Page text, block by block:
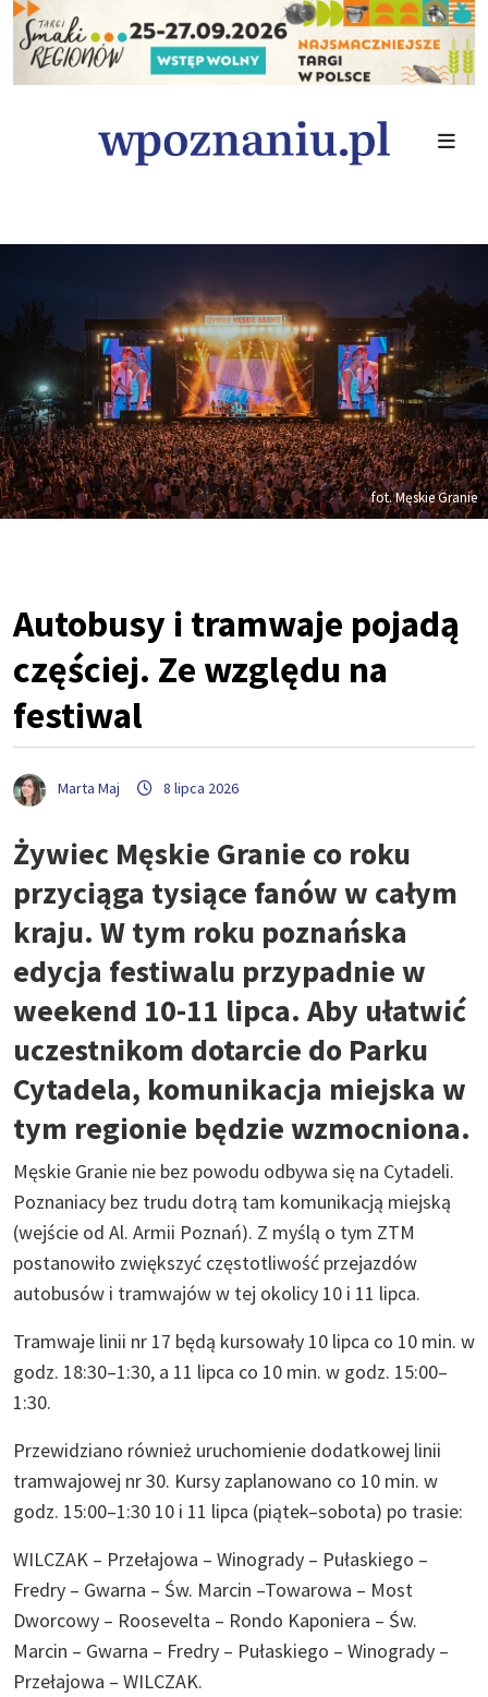
fot. Męskie Granie
Autobusy i tramwaje pojadą
częściej. Ze względu na
festiwal
Marta Maj 8 lipca 2026
Żywiec Męskie Granie co roku
przyciąga tysiące fanów w całym
kraju. W tym roku poznańska
edycja festiwalu przypadnie w
weekend 10-11 lipca. Aby ułatwić
uczestnikom dotarcie do Parku
Cytadela, komunikacja miejska w
tym regionie będzie wzmocniona.
Męskie Granie nie bez powodu odbywa się na Cytadeli.
Poznaniacy bez trudu dotrą tam komunikacją miejską
(wejście od Al. Armii Poznań). Z myślą o tym ZTM
postanowiło zwiększyć częstotliwość przejazdów
autobusów i tramwajów w tej okolicy 10 i 11 lipca.
Tramwaje linii nr 17 będą kursowały 10 lipca co 10 min. w
godz. 18:30–1:30, a 11 lipca co 10 min. w godz. 15:00–
1:30.
Przewidziano również uruchomienie dodatkowej linii
tramwajowej nr 30. Kursy zaplanowano co 10 min. w
godz. 15:00–1:30 10 i 11 lipca (piątek–sobota) po trasie:
WILCZAK – Przełajowa – Winogrady – Pułaskiego –
Fredry – Gwarna – Św. Marcin –Towarowa – Most
Dworcowy – Roosevelta – Rondo Kaponiera – Św.
Marcin – Gwarna – Fredry – Pułaskiego – Winogrady –
Przełajowa – WILCZAK.